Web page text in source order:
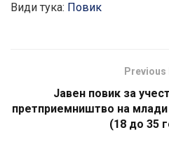
Види тука: Повик
Previous
Јавен повик за
претприемништво на
(18 до 35